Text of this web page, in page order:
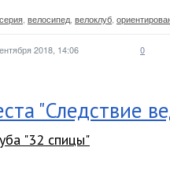
велосипед велоклуб
2018, 14:06 0
"Следствие
"32 спицы"